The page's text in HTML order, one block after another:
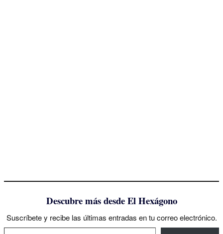
Descubre más desde El Hexágono
Suscríbete y recibe las últimas entradas en tu correo electrónico.
Escribe tu correo electrónico…